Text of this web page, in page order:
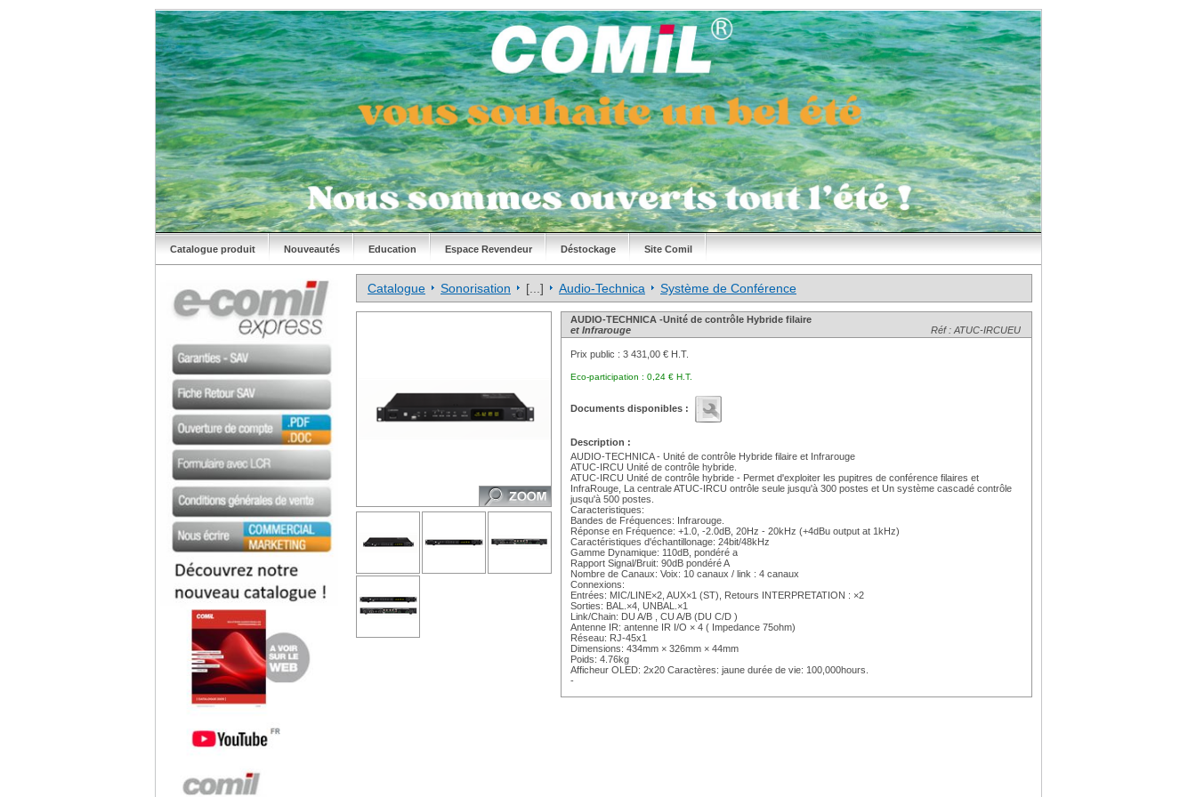
Catalogue produit Nouveautés Education Espace Revendeur Déstockage Site Comil
Catalogue Sonorisation [...] Audio-Technica Système de Conférence
AUDIO-TECHNICA -Unité de contrôle Hybride filaire
et Infrarouge
Réf : ATUC-IRCUEU
Prix public : 3 431,00 € H.T.
Eco-participation : 0,24 € H.T.
Documents disponibles :
Description :
AUDIO-TECHNICA - Unité de contrôle Hybride filaire et Infrarouge
ATUC-IRCU Unité de contrôle hybride.
ATUC-IRCU Unité de contrôle hybride - Permet d'exploiter les pupitres de conférence filaires et
InfraRouge, La centrale ATUC-IRCU ontrôle seule jusqu'à 300 postes et Un système cascadé contrôle
jusqu'à 500 postes.
Caracteristiques:
Bandes de Fréquences: Infrarouge.
Réponse en Fréquence: +1.0, -2.0dB, 20Hz - 20kHz (+4dBu output at 1kHz)
Caractéristiques d'échantillonage: 24bit/48kHz
Gamme Dynamique: 110dB, pondéré a
Rapport Signal/Bruit: 90dB pondéré A
Nombre de Canaux: Voix: 10 canaux / link : 4 canaux
Connexions:
Entrées: MIC/LINE×2, AUX×1 (ST), Retours INTERPRETATION : ×2
Sorties: BAL.×4, UNBAL.×1
Link/Chain: DU A/B , CU A/B (DU C/D )
Antenne IR: antenne IR I/O × 4 ( Impedance 75ohm)
Réseau: RJ-45x1
Dimensions: 434mm × 326mm × 44mm
Poids: 4.76kg
Afficheur OLED: 2x20 Caractères: jaune durée de vie: 100,000hours.
-